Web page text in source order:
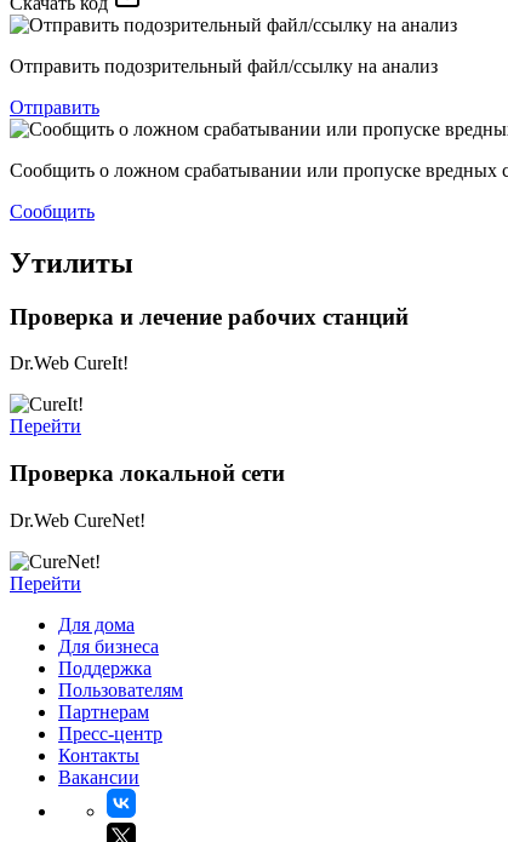
Отправить подозрительный файл/ссылку на анализ
Отправить
Сообщить о ложном срабатывании или пропуске вредных
Сообщить
Утилиты
Проверка и лечение рабочих станций
Dr.Web CureIt!
Перейти
Проверка локальной сети
Dr.Web CureNet!
Перейти
Для дома
Для бизнеса
Поддержка
Пользователям
Партнерам
Пресс-центр
Контакты
Вакансии